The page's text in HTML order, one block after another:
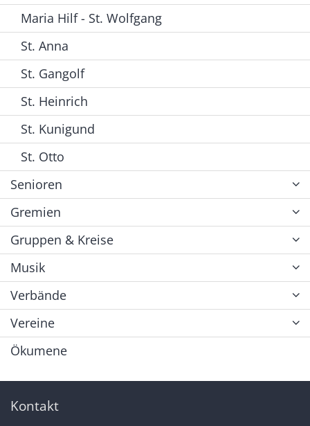
Maria Hilf - St. Wolfgang
St. Anna
St. Gangolf
St. Heinrich
St. Kunigund
St. Otto
Senioren
Gremien
Gruppen & Kreise
Musik
Verbände
Vereine
Ökumene
Kontakt